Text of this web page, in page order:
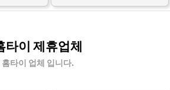
타이 제휴업체
홈타이 업체 입니다.